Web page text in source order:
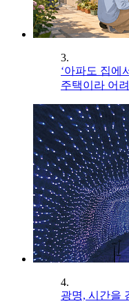
3.
‘아파도 집에
주택이라 어
4.
광명, 시간을